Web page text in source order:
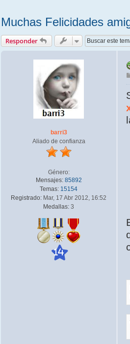
Muchas Felicidades
Responder
barri3
Aliado de confianza
Género:
Mensajes: 85892
Temas: 15154
Registrado: Mar, 17 Abr 2012, 16:52
Medallas: 3
14